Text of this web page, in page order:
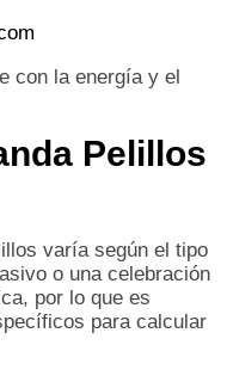
con la energía y el
Pelillos
varía según el tipo
o una celebración
por lo que es
para calcular